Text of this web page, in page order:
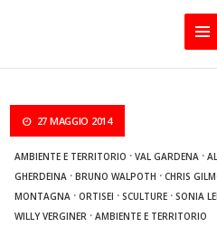
27 MAGGIO 2014
AMBIENTE E TERRITORIO ·VAL GARDENA ·
GHERDEINA ·BRUNO WALPOTH ·CHRIS
MONTAGNA ·ORTISEI ·SCULTURE ·SONIA
WILLY VERGINER ·AMBIENTE E TERRITORIO